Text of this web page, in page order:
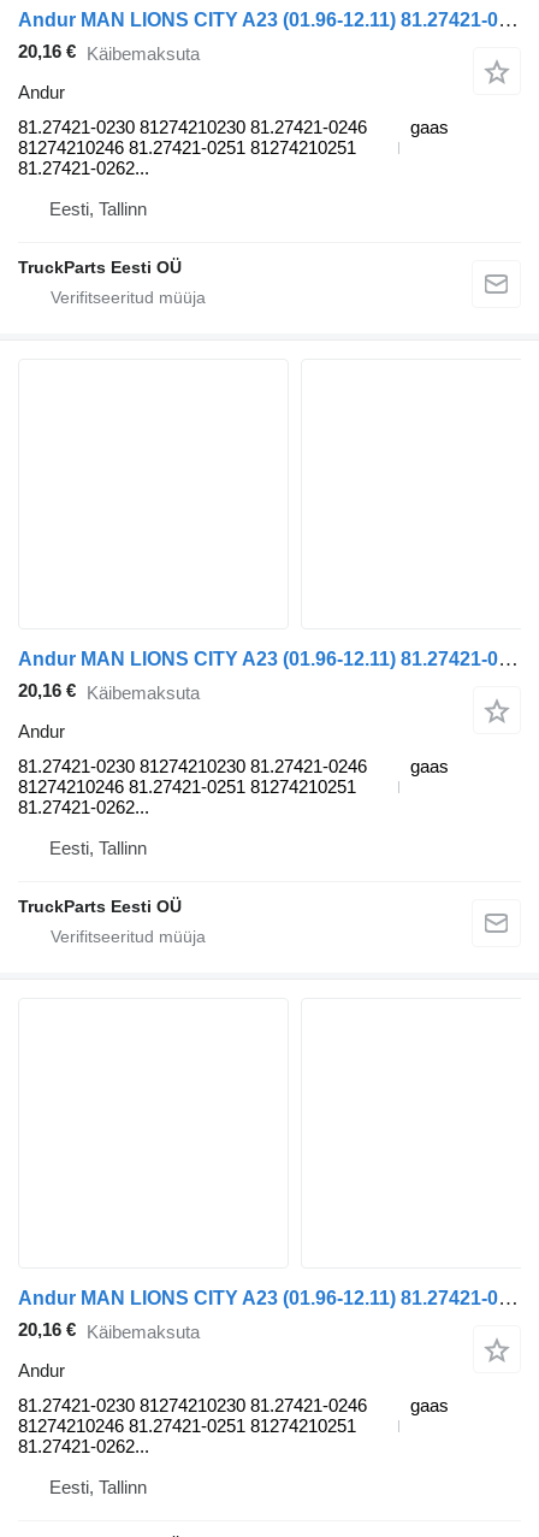
Andur MAN LIONS CITY A23 (01.96-12.11) 81.27421-0230 tüübi jaoks bussi MAN Lion's bus (1991-)
20,16 € Käibemaksuta
Andur
81.27421-0230 81274210230 81.27421-0246
81274210246 81.27421-0251 81274210251
81.27421-0262...
gaas
Eesti, Tallinn
TruckParts Eesti OÜ
Andur MAN LIONS CITY A23 (01.96-12.11) 81.27421-0230 tüübi jaoks bussi MAN Lion's bus (1991-)
20,16 € Käibemaksuta
Andur
81.27421-0230 81274210230 81.27421-0246
81274210246 81.27421-0251 81274210251
81.27421-0262...
gaas
Eesti, Tallinn
TruckParts Eesti OÜ
Andur MAN LIONS CITY A23 (01.96-12.11) 81.27421-0230 tüübi jaoks bussi MAN Lion's bus (1991-)
20,16 € Käibemaksuta
Andur
81.27421-0230 81274210230 81.27421-0246
81274210246 81.27421-0251 81274210251
81.27421-0262...
gaas
Eesti, Tallinn